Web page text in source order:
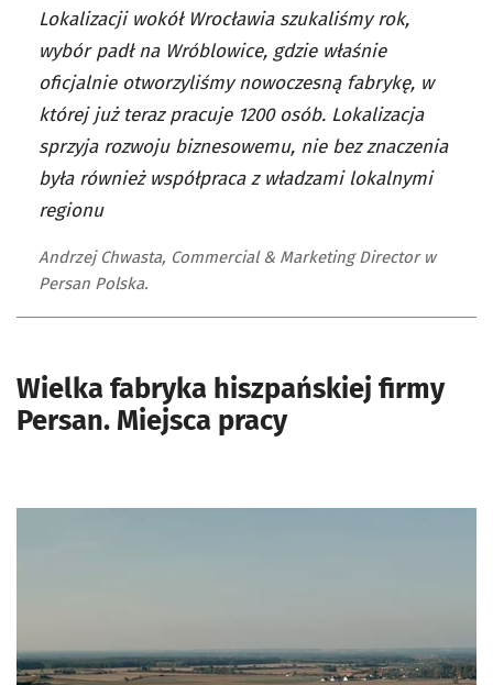
Lokalizacji wokół Wrocławia szukaliśmy rok,
wybór padł na Wróblowice, gdzie właśnie
oficjalnie otworzyliśmy nowoczesną fabrykę, w
której już teraz pracuje 1200 osób. Lokalizacja
sprzyja rozwoju biznesowemu, nie bez znaczenia
była również współpraca z władzami lokalnymi
regionu
Andrzej Chwasta, Commercial & Marketing Director w
Persan Polska.
Wielka fabryka hiszpańskiej firmy
Persan. Miejsca pracy